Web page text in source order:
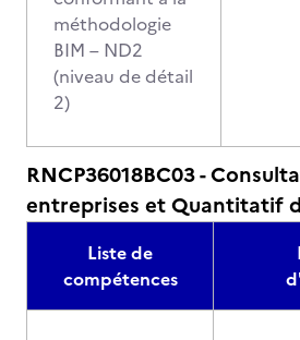
méthodologie
BIM – ND2
(niveau de détail
2)
RNCP36018BC03 -
entreprises et Quantitatif
Liste de
compétences